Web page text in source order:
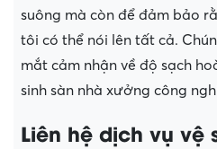
suông mà còn để đảm bảo
tôi có thể nói lên tất cả.
mắt cảm nhận về độ sạch
sinh sàn nhà xưởng công
Liên hệ dịch vụ vệ